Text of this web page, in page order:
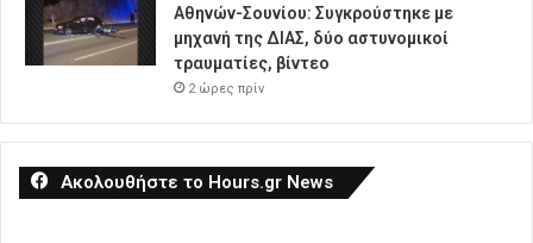
Αθηνών-Σουνίου: Συγκρούστηκε με
μηχανή της ΔΙΑΣ, δύο αστυνομικοί
τραυματίες, βίντεο
2 ώρες πρίν
Ακολουθήστε το Hours.gr News